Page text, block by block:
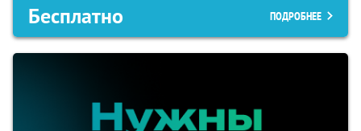
Бесплатно ПОДРОБНЕЕ